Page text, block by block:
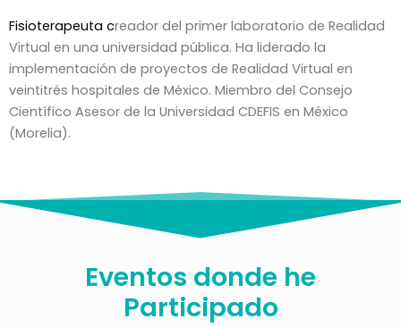
Fisioterapeuta creador del primer laboratorio de Realidad
Virtual en una universidad pública. Ha liderado la
implementación de proyectos de Realidad Virtual en
veintitrés hospitales de México. Miembro del Consejo
Científico Asesor de la Universidad CDEFIS en México
(Morelia).
Eventos donde he
Participado